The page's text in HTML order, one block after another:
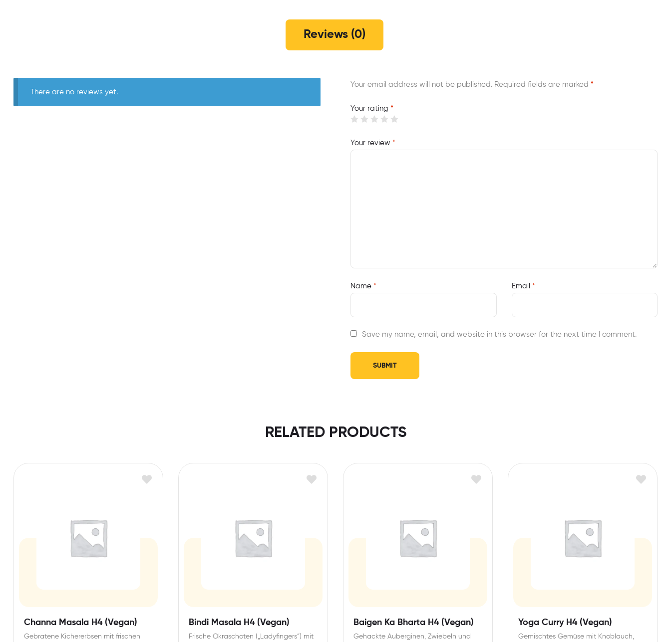
Reviews (0)
There are no reviews yet.
Your email address will not be published. Required fields are marked *
Your rating *
Your review *
Name * Email *
Save my name, email, and website in this browser for the next time I comment.
RELATED PRODUCTS
Channa Masala H4 (Vegan)
Gebratene Kichererbsen mit frischen
Bindi Masala H4 (Vegan)
Frische Okraschoten („Ladyfingers“) mit
Baigen Ka Bharta H4 (Vegan)
Gehackte Auberginen, Zwiebeln und
Yoga Curry H4 (Vegan)
Gemischtes Gemüse mit Knoblauch,